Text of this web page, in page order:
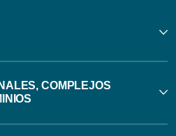
COMPLEJOS